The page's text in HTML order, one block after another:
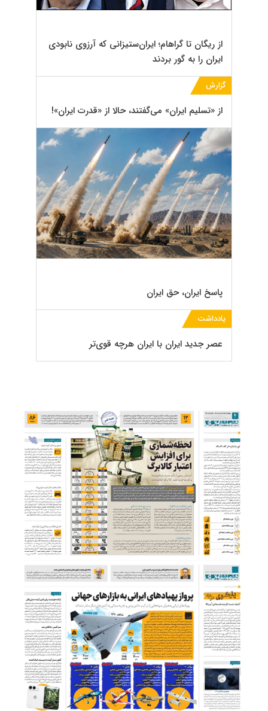
از ریگان تا گراهام؛ ایران‌ستیزانی که آرزوی نابودی
ایران را به گور بردند
گزارش
از «تسلیم ایران» می‌گفتند، حالا از «قدرت ایران»!
پاسخ ایران، حق ایران
یادداشت
عصر جدید ایران با ایران‌ هرچه قوی‌تر